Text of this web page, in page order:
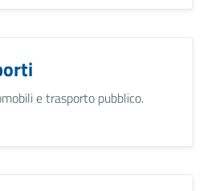
e trasporto pubblico.